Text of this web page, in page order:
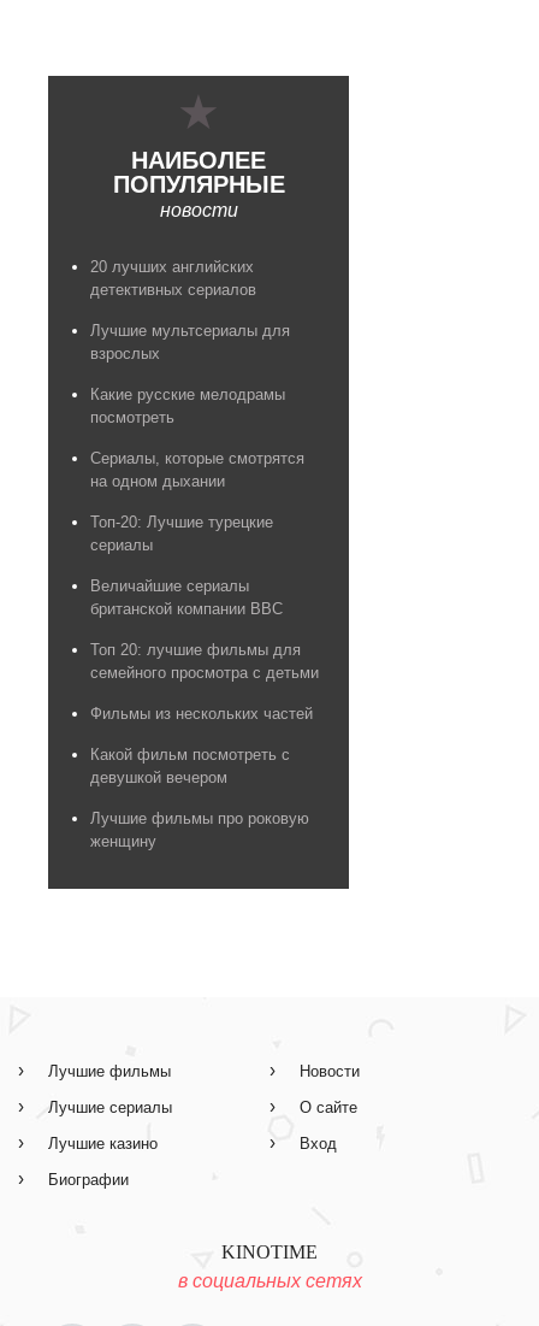
НАИБОЛЕЕ
ПОПУЛЯРНЫЕ
новости
20 лучших английских
детективных сериалов
Лучшие мультсериалы для
взрослых
Какие русские мелодрамы
посмотреть
Сериалы, которые смотрятся
на одном дыхании
Топ-20: Лучшие турецкие
сериалы
Величайшие сериалы
британской компании BBC
Топ 20: лучшие фильмы для
семейного просмотра с детьми
Фильмы из нескольких частей
Какой фильм посмотреть с
девушкой вечером
Лучшие фильмы про роковую
женщину
Лучшие фильмы
Лучшие сериалы
Лучшие казино
Биографии
Новости
О сайте
Вход
KINOTIME
в социальных сетях